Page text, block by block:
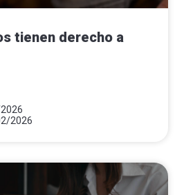
tienen derecho a
2026